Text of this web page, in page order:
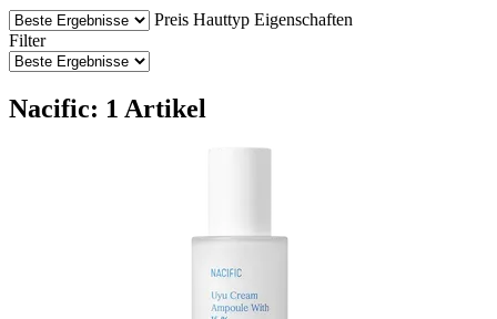
Preis Hauttyp Eigenschaften
Filter
Nacific: 1 Artikel